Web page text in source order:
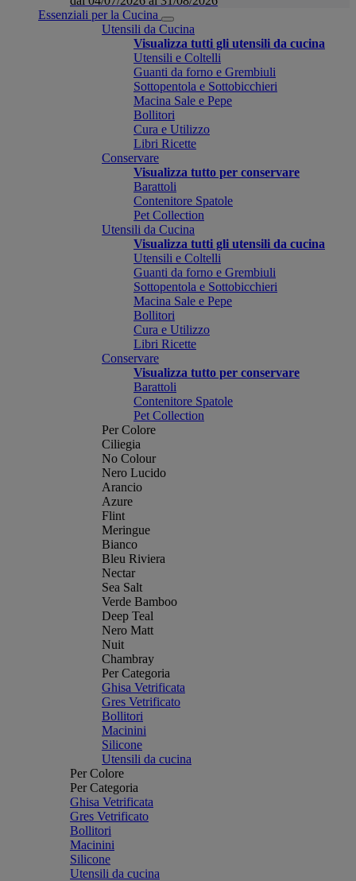
Essenziali per la Cucina
Utensili da Cucina
Visualizza tutti gli utensili da cucina
Utensili e Coltelli
Guanti da forno e Grembiuli
Sottopentola e Sottobicchieri
Macina Sale e Pepe
Bollitori
Cura e Utilizzo
Libri Ricette
Conservare
Visualizza tutto per conservare
Barattoli
Contenitore Spatole
Pet Collection
Utensili da Cucina
Visualizza tutti gli utensili da cucina
Utensili e Coltelli
Guanti da forno e Grembiuli
Sottopentola e Sottobicchieri
Macina Sale e Pepe
Bollitori
Cura e Utilizzo
Libri Ricette
Conservare
Visualizza tutto per conservare
Barattoli
Contenitore Spatole
Pet Collection
Per Colore
Ciliegia
No Colour
Nero Lucido
Arancio
Azure
Flint
Meringue
Bianco
Bleu Riviera
Nectar
Sea Salt
Verde Bamboo
Deep Teal
Nero Matt
Nuit
Chambray
Per Categoria
Ghisa Vetrificata
Gres Vetrificato
Bollitori
Macinini
Silicone
Utensili da cucina
Per Colore
Per Categoria
Ghisa Vetrificata
Gres Vetrificato
Bollitori
Macinini
Silicone
Utensili da cucina